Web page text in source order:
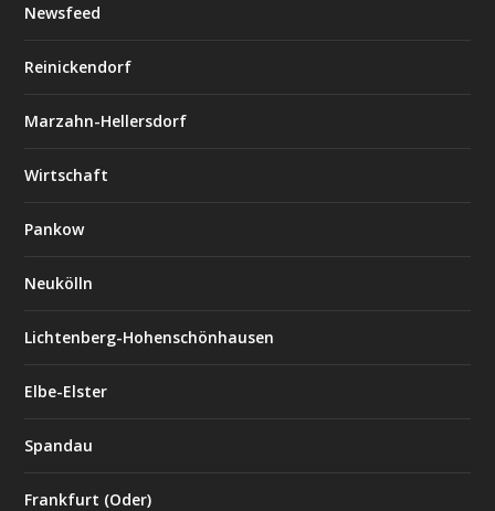
Newsfeed
Reinickendorf
Marzahn-Hellersdorf
Wirtschaft
Pankow
Neukölln
Lichtenberg-Hohenschönhausen
Elbe-Elster
Spandau
Frankfurt (Oder)